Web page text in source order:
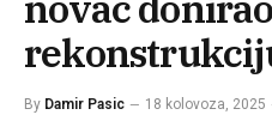
By Damir Pasic 18 kolovoza, 2025